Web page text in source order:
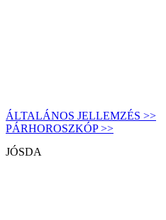
ÁLTALÁNOS JELLEMZÉS >>
PÁRHOROSZKÓP >>
JÓSDA